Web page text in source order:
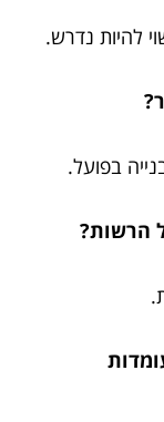
להיות נדרש.
בפועל.